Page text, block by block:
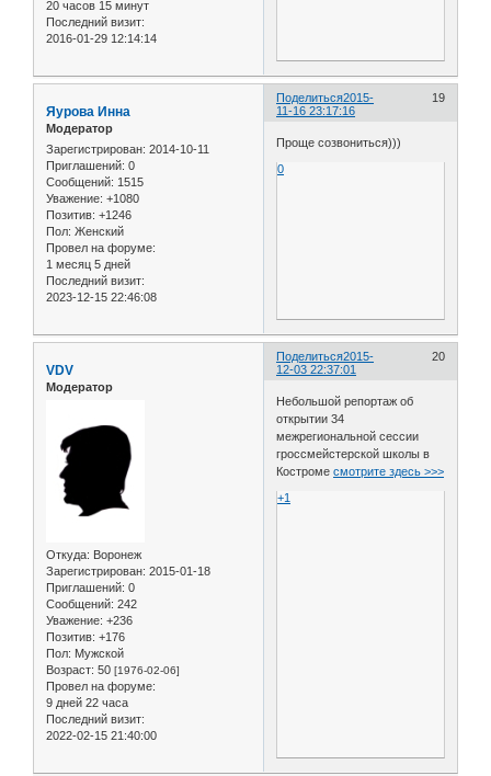
20 часов 15 минут
Последний визит:
2016-01-29 12:14:14
Поделиться 19
2015-
11-16 23:17:16
Яурова Инна
Модератор
Зарегистрирован: 2014-10-11
Приглашений: 0
Сообщений: 1515
Уважение: +1080
Позитив: +1246
Пол: Женский
Провел на форуме:
1 месяц 5 дней
Последний визит:
2023-12-15 22:46:08
Проще созвониться)))
0
Поделиться 20
2015-
12-03 22:37:01
VDV
Модератор
Откуда: Воронеж
Зарегистрирован: 2015-01-18
Приглашений: 0
Сообщений: 242
Уважение: +236
Позитив: +176
Пол: Мужской
Возраст: 50 [1976-02-06]
Провел на форуме:
9 дней 22 часа
Последний визит:
2022-02-15 21:40:00
Небольшой репортаж об
открытии 34
межрегиональной сессии
гроссмейстерской школы в
Костромесмотрите здесь >>>
+1